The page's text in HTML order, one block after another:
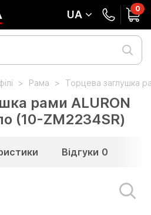
UA 0
Рама Торцева заглушка
рами ALURON
(10-ZM2234SR)
Відгуки 0